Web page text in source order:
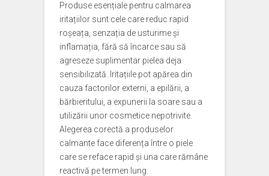
Produse esențiale pentru calmarea
iritațiilor sunt cele care reduc rapid
roșeața, senzația de usturime și
inflamația, fără să încarce sau să
agreseze suplimentar pielea deja
sensibilizată. Iritațiile pot apărea din
cauza factorilor externi, a epilării, a
bărbieritului, a expunerii la soare sau a
utilizării unor cosmetice nepotrivite.
Alegerea corectă a produselor
calmante face diferența între o piele
care se reface rapid și una care rămâne
reactivă pe termen lung.